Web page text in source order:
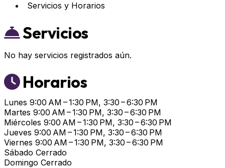
Servicios y Horarios
Servicios
No hay servicios registrados aún.
Horarios
Lunes 9:00 AM – 1:30 PM, 3:30 – 6:30 PM
Martes 9:00 AM – 1:30 PM, 3:30 – 6:30 PM
Miércoles 9:00 AM – 1:30 PM, 3:30 – 6:30 PM
Jueves 9:00 AM – 1:30 PM, 3:30 – 6:30 PM
Viernes 9:00 AM – 1:30 PM, 3:30 – 6:30 PM
Sábado Cerrado
Domingo Cerrado